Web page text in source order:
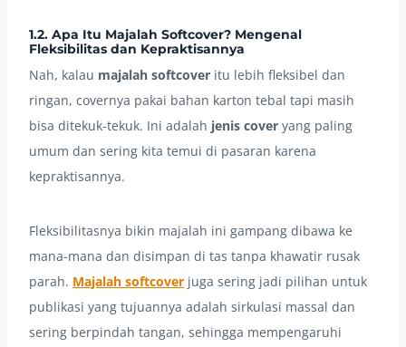
1.2. Apa Itu Majalah Softcover? Mengenal
Fleksibilitas dan Kepraktisannya
Nah, kalau majalah softcover itu lebih fleksibel dan
ringan, covernya pakai bahan karton tebal tapi masih
bisa ditekuk-tekuk. Ini adalah jenis cover yang paling
umum dan sering kita temui di pasaran karena
kepraktisannya.
Fleksibilitasnya bikin majalah ini gampang dibawa ke
mana-mana dan disimpan di tas tanpa khawatir rusak
parah. Majalah softcover juga sering jadi pilihan untuk
publikasi yang tujuannya adalah sirkulasi massal dan
sering berpindah tangan, sehingga mempengaruhi